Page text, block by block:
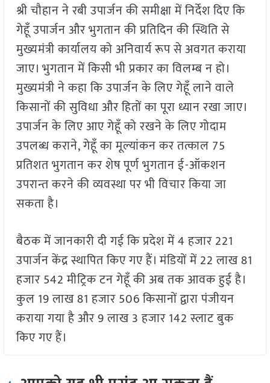
श्री चौहान ने रबी उपार्जन की समीक्षा में निर्देश दिए कि
गेहूँ उपार्जन और भुगतान की प्रतिदिन की स्थिति से
मुख्यमंत्री कार्यालय को अनिवार्य रूप से अवगत कराया
जाए। भुगतान में किसी भी प्रकार का विलम्ब न हो।
मुख्यमंत्री ने कहा कि उपार्जन के लिए गेहूँ लाने वाले
किसानों की सुविधा और हितों का पूरा ध्यान रखा जाए।
उपार्जन के लिए आए गेहूँ को रखने के लिए गोदाम
उपलब्ध कराने,गेहूँ का मूल्यांकन कर तत्काल 75
प्रतिशत भुगतान कर शेष पूर्ण भुगतान ई-ऑकशन
उपरान्त करने की व्यवस्था पर भी विचार किया जा
सकता है।
बैठक में जानकारी दी गई कि प्रदेश में4हजार221
उपार्जन केंद्र स्थापित किए गए हैं। मंडियों में22लाख81
हजार542मीट्रिक टन गेहूँ की अब तक आवक हुई है।
कुल 19लाख81हजार506किसानों द्वारा पंजीयन
कराया गया है और9लाख3हजार142स्लाट बुक
किए गए हैं।